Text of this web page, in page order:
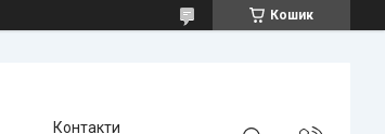
Кошик
Контакти